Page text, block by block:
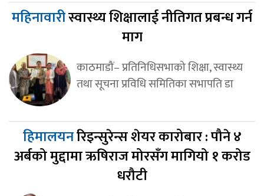
महिनावारीस्वास्थ्य शिक्षालाई नीतिगत प्रबन्ध गर्न
माग
काठमाडौं– प्रतिनिधिसभाको शिक्षा, स्वास्थ्य
तथा सूचना प्रविधि समितिका सभापति डा
हिमालयनरिइन्सुरेन्स शेयर कारोबार : पौने ४
अर्बको मुद्दामा ऋषिराज मोरसँग मागियो १ करोड
धरौटी